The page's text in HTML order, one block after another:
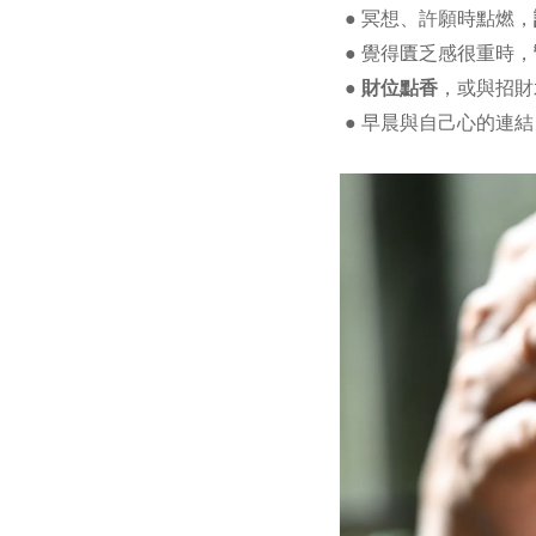
● 冥想、許願時點燃，
● 覺得匱乏感很重時，
● 財位點香 ，或與招
● 早晨與自己心的連